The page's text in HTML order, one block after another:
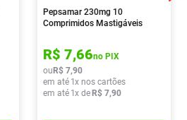
Pepsamar 230mg 10
Comprimidos Mastigáveis
R$ 7,66no PIX
ou R$ 7,90
em até 1x nos cartões
em até 1x de R$ 7,90